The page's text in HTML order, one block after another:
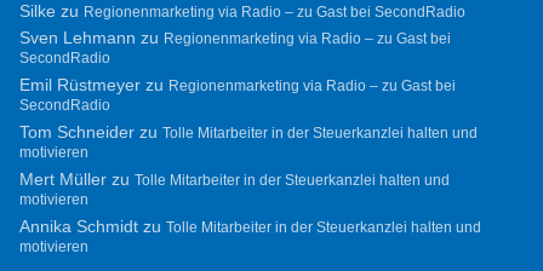
Silkezu Regionenmarketing via Radio – zu Gast bei SecondRadio
Sven Lehmann zu Regionenmarketing via Radio – zu Gast bei
SecondRadio
Emil Rüstmeyerzu Regionenmarketing via Radio – zu Gast bei
SecondRadio
Tom Schneiderzu Tolle Mitarbeiter in der Steuerkanzlei halten und
motivieren
Mert Müllerzu Tolle Mitarbeiter in der Steuerkanzlei halten und
motivieren
Annika Schmidtzu Tolle Mitarbeiter in der Steuerkanzlei halten und
motivieren